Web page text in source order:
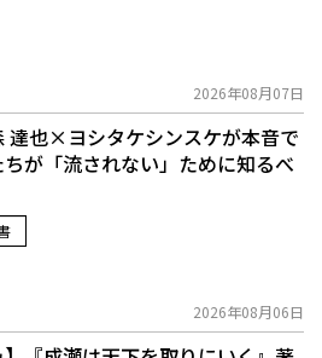
2026年08月07日
達也×ヨシタケシンスケが本音で
が「流されない」ために知るべ
2026年08月06日